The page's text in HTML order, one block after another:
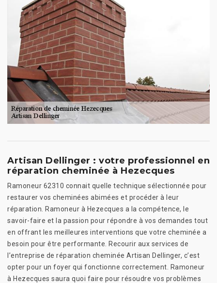
Artisan Dellinger : votre professionnel en
réparation cheminée à Hezecques
Ramoneur 62310 connait quelle technique sélectionnée pour
restaurer vos cheminées abimées et procéder à leur
réparation. Ramoneur à Hezecques a la compétence, le
savoir-faire et la passion pour répondre à vos demandes tout
en offrant les meilleures interventions que votre cheminée a
besoin pour être performante. Recourir aux services de
l’entreprise de réparation cheminée Artisan Dellinger, c’est
opter pour un foyer qui fonctionne correctement. Ramoneur
à Hezecques saura quoi faire pour résoudre vos problèmes